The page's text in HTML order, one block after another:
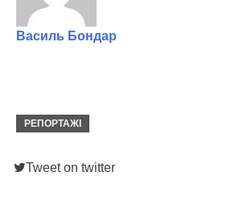
Василь Бондар
РЕПОРТАЖІ
Tweet on twitter